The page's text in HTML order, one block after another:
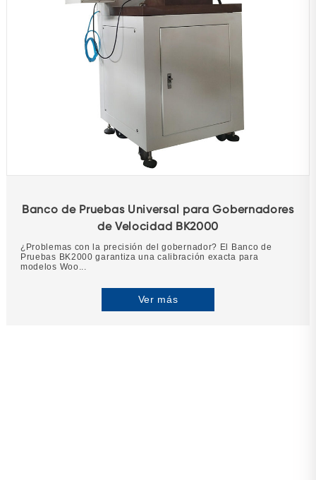
Otros bancos de pruebas
Máquina equilibradora
Productos de protección para automóviles
Rectificadora mandrinadora
Banco de Pruebas Universal para Gobernadores
de Velocidad BK2000
¿Problemas con la precisión del gobernador? El Banco de
Pruebas BK2000 garantiza una calibración exacta para
modelos Woo...
Ver más